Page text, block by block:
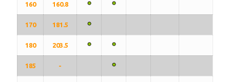
160 160.8
170 181.5
180 203.5
185 -